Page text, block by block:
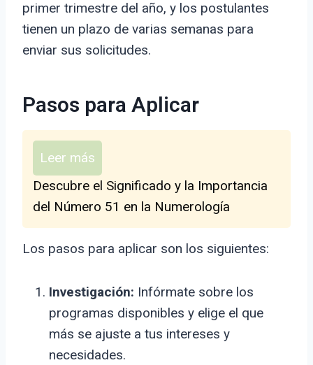
primer trimestre del año, y los postulantes
tienen un plazo de varias semanas para
enviar sus solicitudes.
Pasos para Aplicar
Leer más
Descubre el Significado y la Importancia
del Número 51 en la Numerología
Los pasos para aplicar son los siguientes:
Investigación: Infórmate sobre los
programas disponibles y elige el que
más se ajuste a tus intereses y
necesidades.